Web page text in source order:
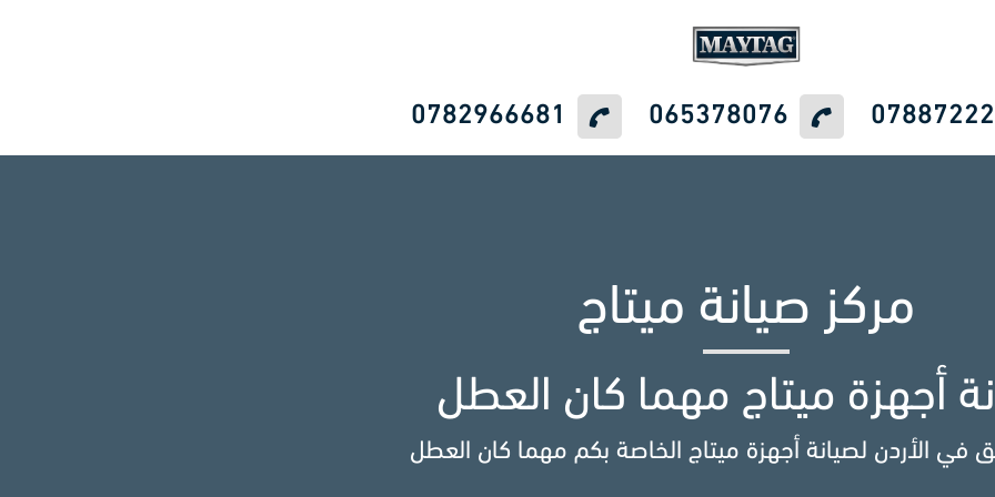
065378076
0782966681
مركز صيانة Maytag
مركزك الآمن والجاهز دائماً